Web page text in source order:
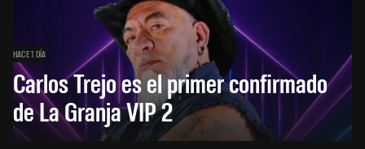
HACE 1 DÍA
Carlos Trejo es el primer confirmado
de La Granja VIP 2